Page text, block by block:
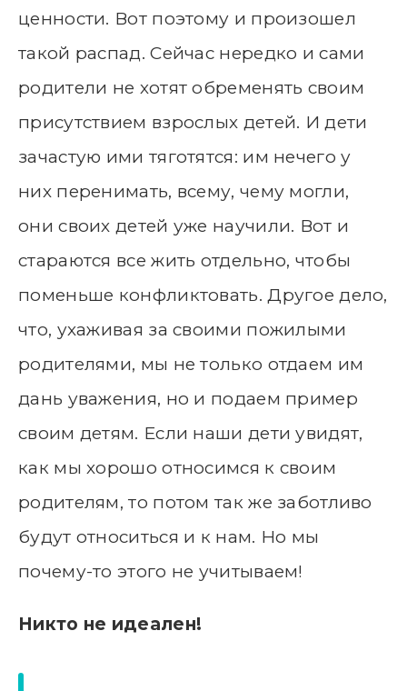
ценности. Вот поэтому и произошел
такой распад. Сейчас нередко и сами
родители не хотят обременять своим
присутствием взрослых детей. И дети
зачастую ими тяготятся: им нечего у
них перенимать, всему, чему могли,
они своих детей уже научили. Вот и
стараются все жить отдельно, чтобы
поменьше конфликтовать. Другое дело,
что, ухаживая за своими пожилыми
родителями, мы не только отдаем им
дань уважения, но и подаем пример
своим детям. Если наши дети увидят,
как мы хорошо относимся к своим
родителям, то потом так же заботливо
будут относиться и к нам. Но мы
почему-то этого не учитываем!
Никто не идеален!